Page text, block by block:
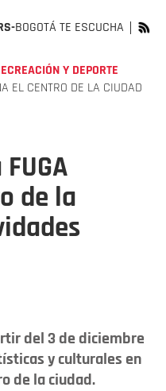
BOGOTÁ TE ESCUCHA
Y DEPORTE
EL CENTRO DE LA CIUDAD
de la
del 3 de diciembre
y culturales en
de la ciudad.